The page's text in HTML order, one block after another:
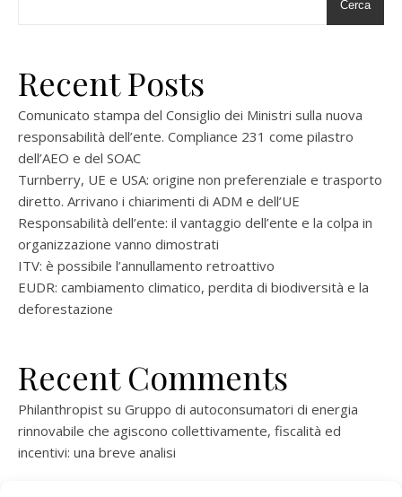
Cerca
Recent Posts
Comunicato stampa del Consiglio dei Ministri sulla nuova
responsabilità dell’ente. Compliance 231 come pilastro
dell’AEO e del SOAC
Turnberry, UE e USA: origine non preferenziale e trasporto
diretto. Arrivano i chiarimenti di ADM e dell’UE
Responsabilità dell’ente: il vantaggio dell’ente e la colpa in
organizzazione vanno dimostrati
ITV: è possibile l’annullamento retroattivo
EUDR: cambiamento climatico, perdita di biodiversità e la
deforestazione
Recent Comments
Philanthropist su Gruppo di autoconsumatori di energia
rinnovabile che agiscono collettivamente, fiscalità ed
incentivi: una breve analisi